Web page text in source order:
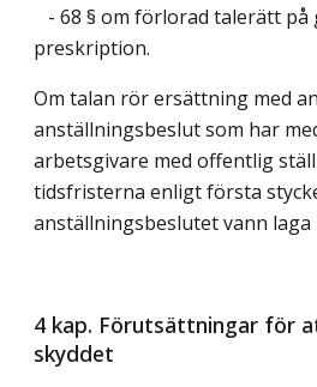
- 68 § om förlorad talerätt på
preskription.
Om talan rör ersättning med
anställningsbeslut som har
arbetsgivare med offentlig
tidsfristerna enligt första
anställningsbeslutet vann laga
4 kap. Förutsättningar för
skyddet